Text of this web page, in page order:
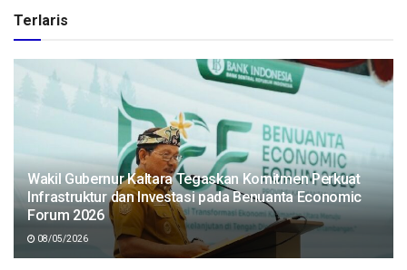
Terlaris
Wakil Gubernur Kaltara Tegaskan Komitmen Perkuat
Infrastruktur dan Investasi pada Benuanta Economic
Forum 2026
08/05/2026